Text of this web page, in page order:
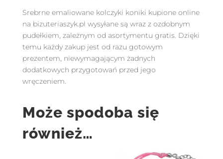
Srebrne emaliowane kolczyki koniki kupione online
na bizuteriaszyk.pl wysyłane są wraz z ozdobnym
pudełkiem, zależnym od asortymentu gratis. Dzięki
temu każdy zakup jest od razu gotowym
prezentem, niewymagającym żadnych
dodatkowych przygotowań przed jego
wręczeniem.
Może spodoba się
również…